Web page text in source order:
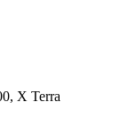
X Terra